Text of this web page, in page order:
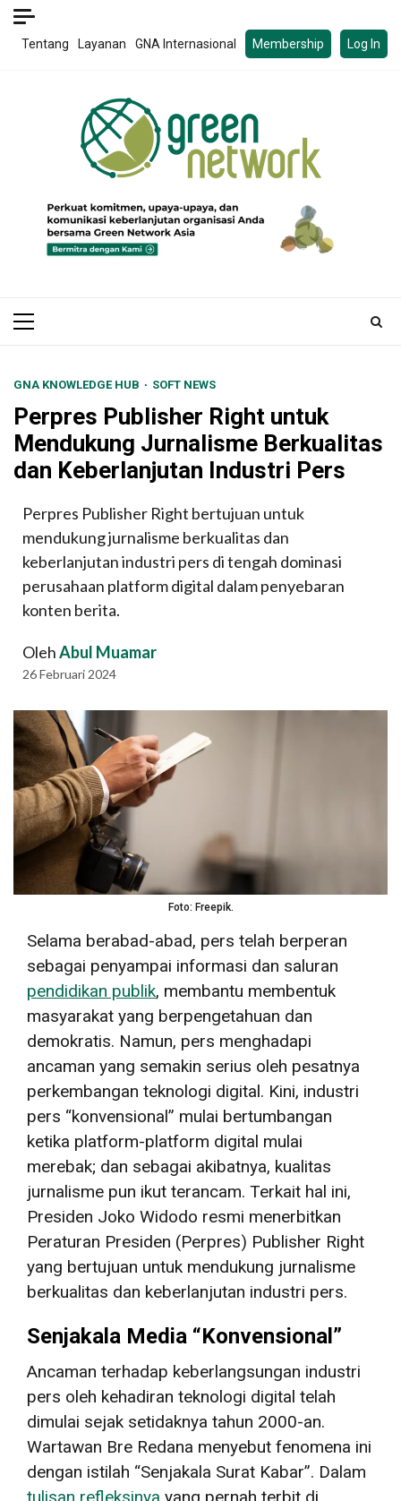
Skip
Tentang Layanan GNA Internasional Membership Log In
Primary
GNA KNOWLEDGE HUB SOFT NEWS
Perpres Publisher Right untuk
Mendukung Jurnalisme Berkualitas
dan Keberlanjutan Industri Pers
Perpres Publisher Right bertujuan untuk
mendukung jurnalisme berkualitas dan
keberlanjutan industri pers di tengah dominasi
perusahaan platform digital dalam penyebaran
konten berita.
OlehAbul Muamar
26 Februari 2024
Foto: Freepik.
Selama berabad-abad, pers telah berperan
sebagai penyampai informasi dan saluran
pendidikan publik, membantu membentuk
masyarakat yang berpengetahuan dan
demokratis. Namun, pers menghadapi
ancaman yang semakin serius oleh pesatnya
perkembangan teknologi digital. Kini, industri
pers “konvensional” mulai bertumbangan
ketika platform-platform digital mulai
merebak; dan sebagai akibatnya, kualitas
jurnalisme pun ikut terancam. Terkait hal ini,
Presiden Joko Widodo resmi menerbitkan
Peraturan Presiden (Perpres) Publisher Right
yang bertujuan untuk mendukung jurnalisme
berkualitas dan keberlanjutan industri pers.
Senjakala Media “Konvensional”
Ancaman terhadap keberlangsungan industri
pers oleh kehadiran teknologi digital telah
dimulai sejak setidaknya tahun 2000-an.
Wartawan Bre Redana menyebut fenomena ini
dengan istilah “Senjakala Surat Kabar”. Dalam
tulisan refleksinya yang pernah terbit di